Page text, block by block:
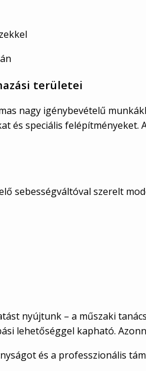
területei
nagy igénybevételű
és speciális
sebességváltóval szerelt
nyújtunk – a műszaki
lehetőséggel kapható.
és a professzionális